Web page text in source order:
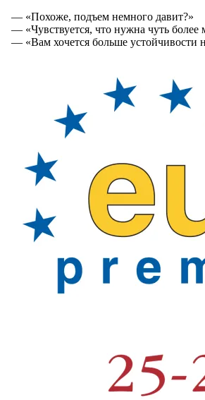
— «Похоже, подъем немного давит?»
— «Чувствуется, что нужна чуть более
— «Вам хочется больше устойчивости